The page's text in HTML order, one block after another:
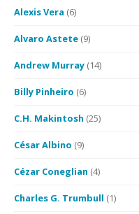
Alexis Vera (6)
Alvaro Astete (9)
Andrew Murray (14)
Billy Pinheiro (6)
C.H. Makintosh (25)
César Albino (9)
Cézar Coneglian (4)
Charles G. Trumbull (1)